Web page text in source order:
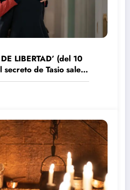
LIBERTAD’ (del 10
de Tasio sale a